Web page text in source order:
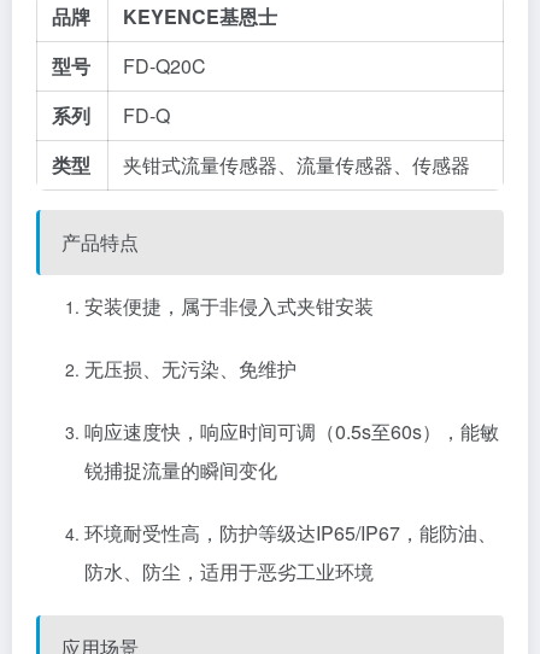
品牌
KEYENCE基恩士
型号
FD-Q20C
系列
FD-Q
类型
夹钳式流量传感器、 流量传感器、传感器
产品特点
安装便捷，属于非侵入式夹钳安装
无压损、无污染、免维护
响应速度快，响应时间可调（0.5s至60s），能敏
锐捕捉流量的瞬间变化
环境耐受性高，防护等级达IP65/IP67，能防油、
防水、防尘，适用于恶劣工业环境
应用场景